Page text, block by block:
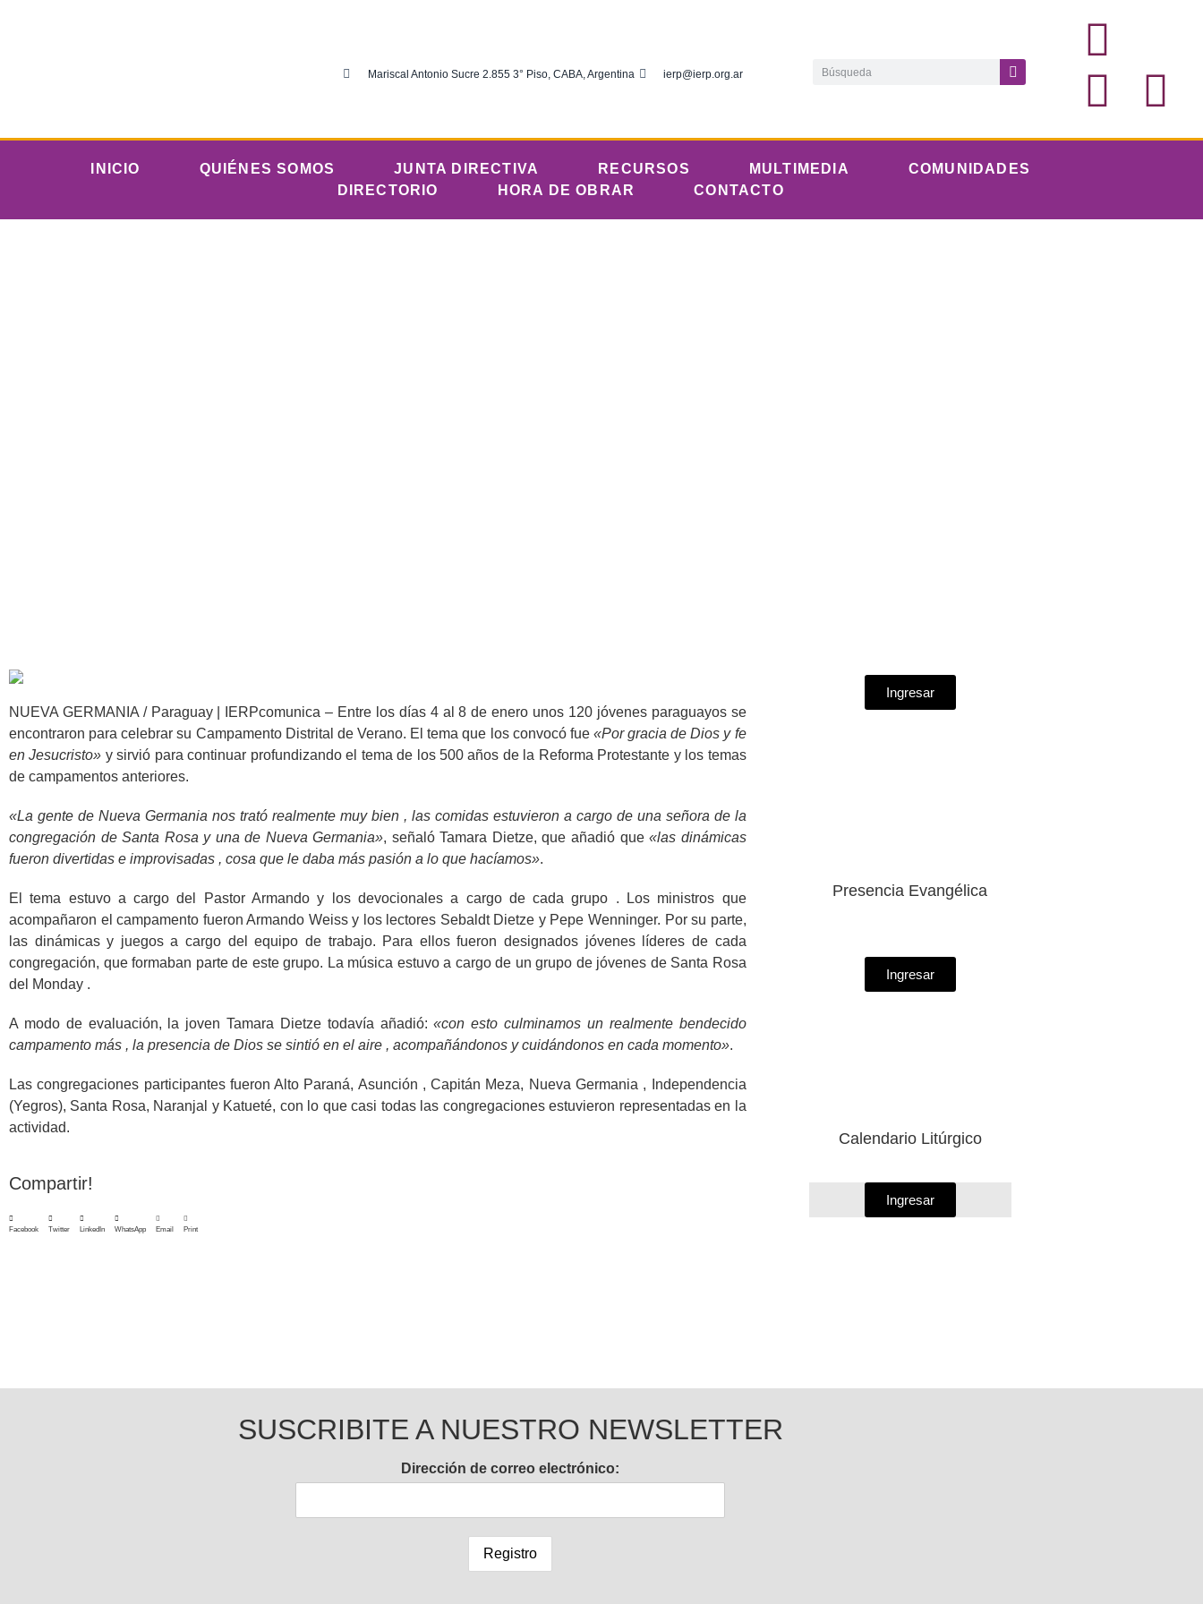
Mariscal Antonio Sucre 2.855 3° Piso, CABA, Argentina ierp@ierp.org.ar
INICIO QUIÉNES SOMOS JUNTA DIRECTIVA RECURSOS MULTIMEDIA
COMUNIDADES
DIRECTORIO
HORA DE OBRAR CONTACTO
NUEVA GERMANIA / Paraguay | IERPcomunica – Entre los días 4 al 8 de enero unos 120 jóvenes paraguayos se
encontraron para celebrar su Campamento Distrital de Verano. El tema que los convocó fue «Por gracia de Dios y fe
en Jesucristo» y sirvió para continuar profundizando el tema de los 500 años de la Reforma Protestante y los temas
de campamentos anteriores.
«La gente de Nueva Germania nos trató realmente muy bien , las comidas estuvieron a cargo de una señora de la
congregación de Santa Rosa y una de Nueva Germania», señaló Tamara Dietze, que añadió que«las dinámicas
fueron divertidas e improvisadas , cosa que le daba más pasión a lo que hacíamos».
El tema estuvo a cargo del Pastor Armando y los devocionales a cargo de cada grupo . Los ministros que
acompañaron el campamento fueron Armando Weiss y los lectores Sebaldt Dietze y Pepe Wenninger. Por su parte,
las dinámicas y juegos a cargo del equipo de trabajo. Para ellos fueron designados jóvenes líderes de cada
congregación, que formaban parte de este grupo. La música estuvo a cargo de un grupo de jóvenes de Santa Rosa
del Monday .
A modo de evaluación, la joven Tamara Dietze todavía añadió:«con esto culminamos un realmente bendecido
campamento más , la presencia de Dios se sintió en el aire , acompañándonos y cuidándonos en cada momento».
Las congregaciones participantes fueron Alto Paraná, Asunción , Capitán Meza, Nueva Germania , Independencia
(Yegros), Santa Rosa, Naranjal y Katueté, con lo que casi todas las congregaciones estuvieron representadas en la
actividad.
Compartir!
Facebook Twitter LinkedIn WhatsApp Email Print
Ingresar
Presencia Evangélica
Ingresar
Calendario Litúrgico
Ingresar
SUSCRIBITE A NUESTRO NEWSLETTER
Dirección de correo electrónico: